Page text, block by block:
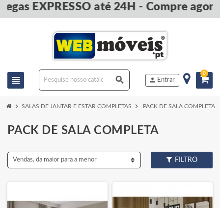
até 24H - Compre agora e
view_headline search person Entrar
0
chevron_right SALAS DE JANTAR E ESTAR COMPLETAS chevron_right PACK DE SALA COMPLETA
PACK DE SALA COMPLETA
Vendas, da maior para a menor FILTRO